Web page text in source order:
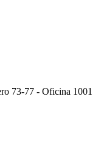
73-77 - Oficina 1001